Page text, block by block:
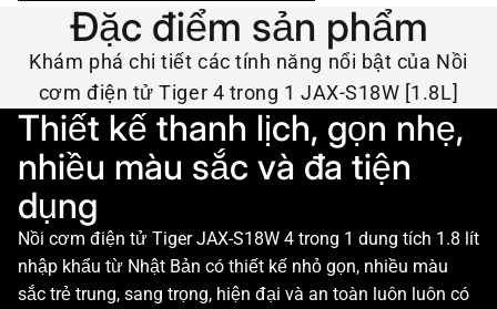
Đặc điểm sản phẩm
Khám phá chi tiết các tính năng nổi bật của Nồi
cơm điện tử Tiger 4 trong 1 JAX-S18W [1.8L]
Thiết kế thanh lịch, gọn nhẹ,
nhiều màu sắc và đa tiện
dụng
Nồi cơm điện tử Tiger JAX-S18W 4 trong 1 dung tích 1.8 lít
nhập khẩu từ Nhật Bản có thiết kế nhỏ gọn, nhiều màu
sắc trẻ trung, sang trọng, hiện đại và an toàn luôn luôn có